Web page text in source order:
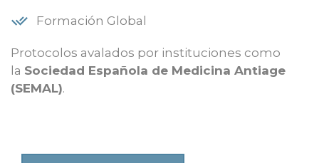
Formación Global
Protocolos avalados por instituciones como
la Sociedad Española de Medicina Antiage
(SEMAL).